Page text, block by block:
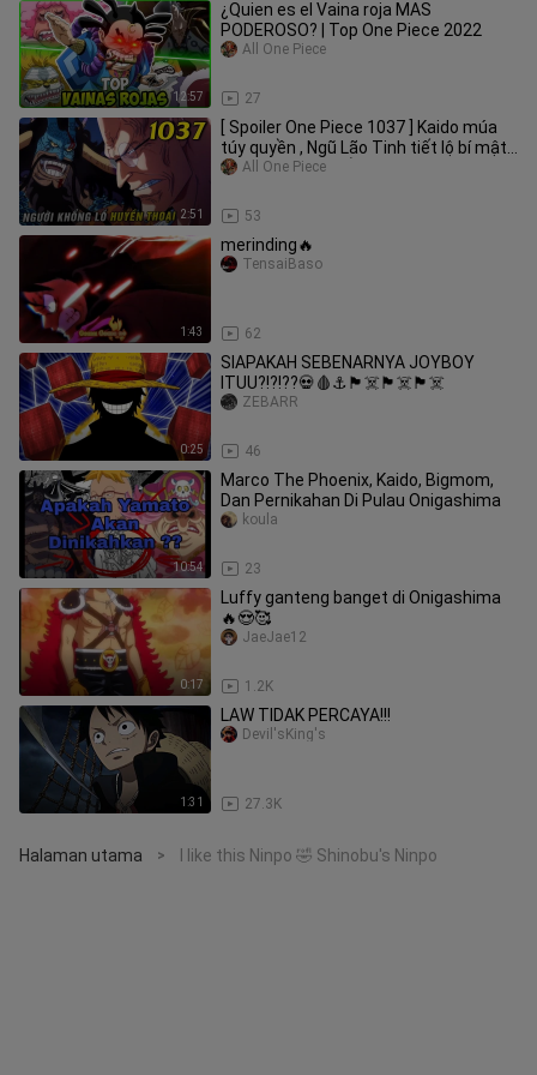
12:57
¿Quien es el Vaina roja MAS
PODEROSO? | Top One Piece 2022
27
All One Piece
2:51
[ Spoiler One Piece 1037 ] Kaido múa
túy quyền , Ngũ Lão Tinh tiết lộ bí mật
về Wano và Trái Ác Quỷ
53
All One Piece
1:43
merinding🔥
62
TensaiBaso
0:25
SIAPAKAH SEBENARNYA JOYBOY
ITUU?!?!??💀🩸⚓🏴‍☠️🏴‍☠️🏴‍☠️
46
ZEBARR
10:54
Marco The Phoenix, Kaido, Bigmom,
Dan Pernikahan Di Pulau Onigashima
23
koula
0:17
Luffy ganteng banget di Onigashima
🔥😍🥰
1.2K
JaeJae12
1:31
LAW TIDAK PERCAYA!!!
27.3K
Devil'sKing's
Halaman utama > I like this Ninpo 🤣 Shinobu's Ninpo